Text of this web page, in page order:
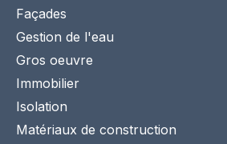
Façades
Gestion de l'eau
Gros oeuvre
Immobilier
Isolation
Matériaux de construction